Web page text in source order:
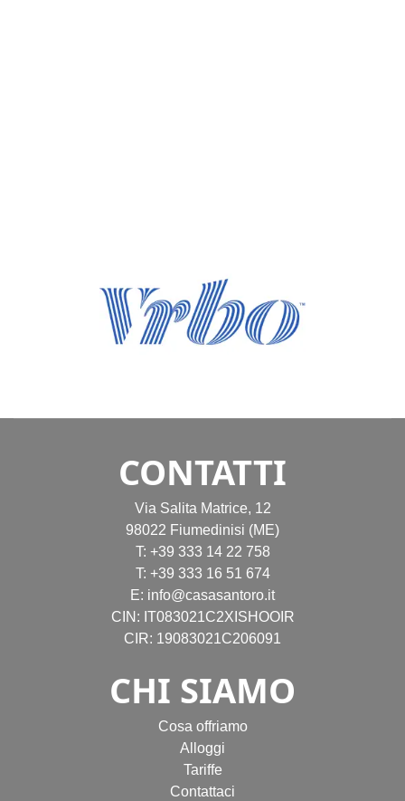
CONTATTI
Via Salita Matrice, 12
98022 Fiumedinisi (ME)
T: +39 333 14 22 758
T: +39 333 16 51 674
E: info@casasantoro.it
CIN: IT083021C2XISHOOIR
CIR: 19083021C206091
CHI SIAMO
Cosa offriamo
Alloggi
Tariffe
Contattaci